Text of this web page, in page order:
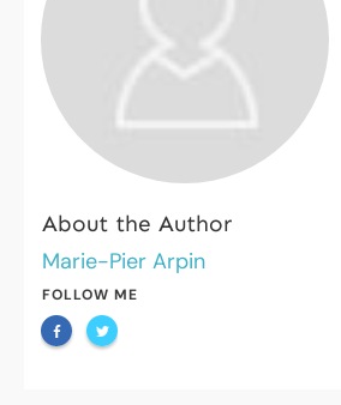
About the Author
Marie-Pier Arpin
FOLLOW ME